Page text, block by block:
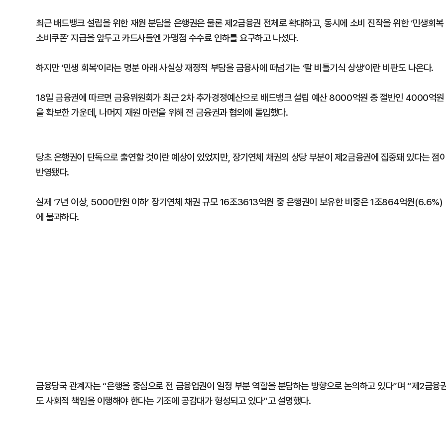
최근 배드뱅크 설립을 위한 재원 분담을 은행권은 물론 제2금융권 전체로 확대하고, 동시에 소비 진작을 위한 ‘민생회복
소비쿠폰’ 지급을 앞두고 카드사들엔 가맹점 수수료 인하를 요구하고 나섰다.
하지만 ‘민생 회복’이라는 명분 아래 사실상 재정적 부담을 금융사에 떠넘기는 ‘팔 비틀기식 상생’이란 비판도 나온다.
18일 금융권에 따르면 금융위원회가 최근 2차 추가경정예산으로 배드뱅크 설립 예산 8000억원 중 절반인 4000억원
을 확보한 가운데, 나머지 재원 마련을 위해 전 금융권과 협의에 돌입했다.
당초 은행권이 단독으로 출연할 것이란 예상이 있었지만, 장기연체 채권의 상당 부분이 제2금융권에 집중돼 있다는 점
반영됐다.
실제 ‘7년 이상, 5000만원 이하’ 장기연체 채권 규모 16조3613억원 중 은행권이 보유한 비중은 1조864억원(6.6%)
에 불과하다.
금융당국 관계자는 “은행을 중심으로 전 금융업권이 일정 부분 역할을 분담하는 방향으로 논의하고 있다”며 “제2금융
도 사회적 책임을 이행해야 한다는 기조에 공감대가 형성되고 있다”고 설명했다.